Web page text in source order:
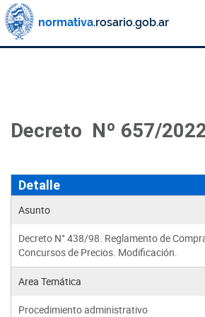
Decreto Nº 657/
Detalle
Asunto
Decreto N° 438/98. Reglamento de
Concursos de Precios. Modificación.
Area Temática
Procedimiento administrativo